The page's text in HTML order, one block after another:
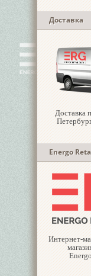
Доставка
Доставка
Energo
Интернет-